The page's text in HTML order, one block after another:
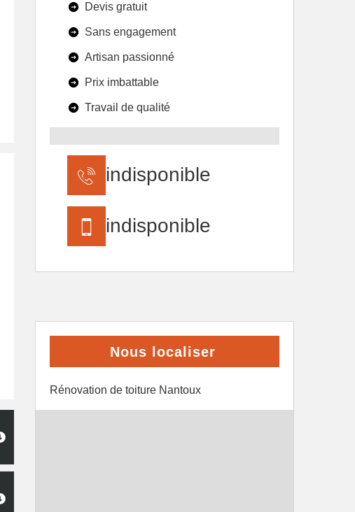
Devis gratuit
Sans engagement
Artisan passionné
Prix imbattable
Travail de qualité
indisponible
indisponible
Nous localiser
Rénovation de toiture Nantoux